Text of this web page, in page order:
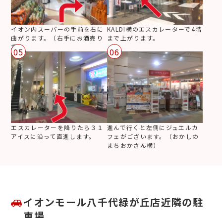
イオン内スーパーの手前を右に
曲がります。（右手にお酒売り
場）
KALDI横のエスカレーターで4階
まで上がります。
05
エスカレーターを降りたら３１
アイスに沿って直進します。
06
進んで行くと左側にジュエルカ
フェがございます。（おかしの
まちおかさん横）
イオンモール八千代緑が丘店近隣の駐